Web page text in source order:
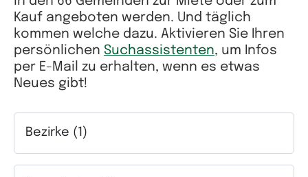
Kauf angeboten werden. Und täglich
kommen welche dazu. Aktivieren Sie Ihren
persönlichen Suchassistenten, um Infos
per E-Mail zu erhalten, wenn es etwas
Neues gibt!
Bezirke (1)